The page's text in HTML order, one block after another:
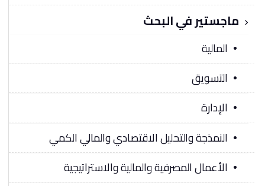
ماجستير في البحث
المالية
التسويق
الإدارة
النمذجة والتحليل الاقتصادي والمالي الكمي
الأعمال المصرفية والمالية والاستراتيجية